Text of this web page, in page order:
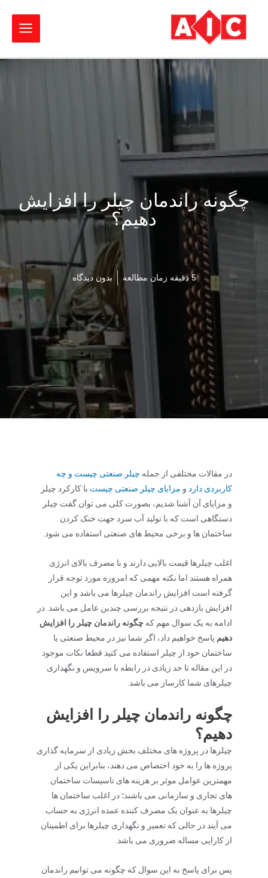
چگونه راندمان چیلر را افزایش
دهیم؟
5 دقیقه زمان مطالعه بدون دیدگاه
در مقالات مختلفی از جمله چیلر صنعتی چیست و چه
کاربردی دارد و مزایای چیلر صنعتی چیست با کارکرد چیلر
و مزایای آن آشنا شدیم، بصورت کلی می توان گفت چیلر
دستگاهی است که با تولید آب سرد جهت خنک کردن
ساختمان ها و برخی محیط های صنعتی استفاده می شود.
اغلب چیلرها قیمت بالایی دارند و با مصرف بالای انرژی
همراه هستند اما نکته مهمی که امروزه مورد توجه قرار
گرفته است افزایش راندمان چیلرها می باشد و این
افزایش بازدهی در نتیجه بررسی چندین عامل می باشد. در
ادامه به یک سوال مهم که چگونه راندمان چیلر را افزایش
دهیم پاسخ خواهیم داد، اگر شما نیز در محیط صنعتی یا
ساختمان خود از چیلر استفاده می کنید قطعا نکات موجود
در این مقاله تا حد زیادی در رابطه با سرویس و نگهداری
چیلرهای شما کارساز می باشد.
چگونه راندمان چیلر را افزایش
دهیم؟
چیلرها در پروژه های مختلف بخش زیادی از سرمایه گذاری
پروژه ها را به خود اختصاص می دهند، بنابراین یکی از
مهمترین عوامل موثر بر هزینه های تاسیسات ساختمان
های تجاری و سازمانی می باشند؛ در اغلب ساختمان ها
چیلرها به عنوان یک مصرف کننده عمده انرژی به حساب
می آیند در حالی که تعمیر و نگهداری چیلرها برای اطمینان
از کارایی مساله ضروری می باشد.
پس برای پاسخ به این سوال که چگونه می توانیم راندمان